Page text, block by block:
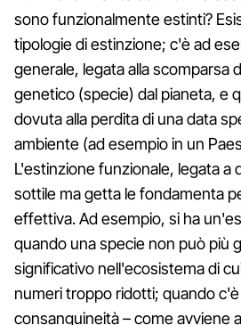
sono funzionalmente estinti?
tipologie di estinzione; c'è ad
generale, legata alla scomparsa
genetico (specie) dal pianeta, e
dovuta alla perdita di una data
ambiente (ad esempio in un
L'estinzione funzionale, legata a
sottile ma getta le fondamenta
effettiva. Ad esempio, si ha
quando una specie non può più
significativo nell'ecosistema di
numeri troppo ridotti; quando
consanguineità – come avviene